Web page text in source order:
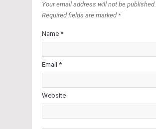
Your email address will not be published.
Required fields are marked *
Name *
Email *
Website